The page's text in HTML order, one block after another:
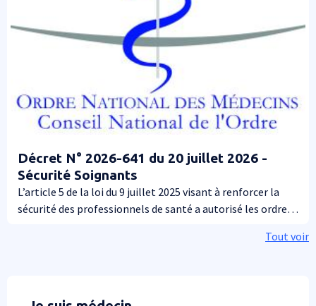
Décret N° 2026-641 du 20 juillet 2026 -
Sécurité Soignants
L’article 5 de la loi du 9 juillet 2025 visant à renforcer la
sécurité des professionnels de santé a autorisé les ordres
de santé libéraux victimes de violences dans l’exercice deTout voir